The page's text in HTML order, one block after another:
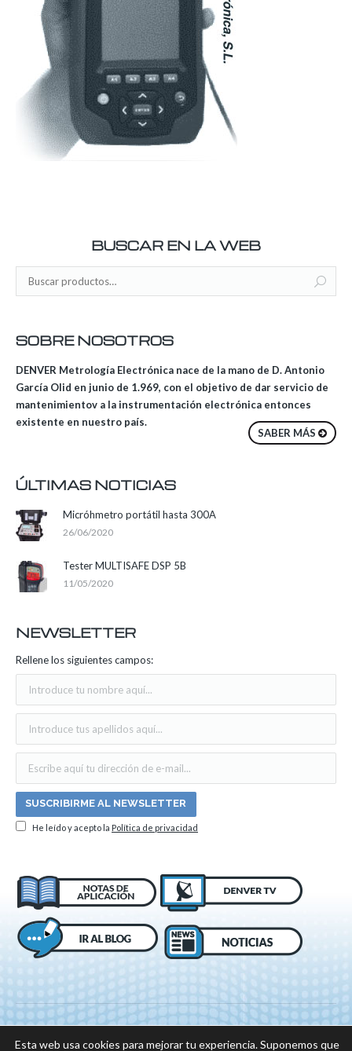
BUSCAR EN LA WEB
SOBRE NOSOTROS
DENVER Metrología Electrónica nace de la mano de D. Antonio
García Olid en junio de 1.969, con el objetivo de dar servicio de
mantenimientov a la instrumentación electrónica entonces
existente en nuestro país.
SABER MÁS
ÚLTIMAS NOTICIAS
Micróhmetro portátil hasta 300A
26/06/2020
Tester MULTISAFE DSP 5B
11/05/2020
NEWSLETTER
Rellene los siguientes campos:
He leído y acepto la Política de privacidad
Esta web usa cookies para mejorar tu experiencia. Suponemos que